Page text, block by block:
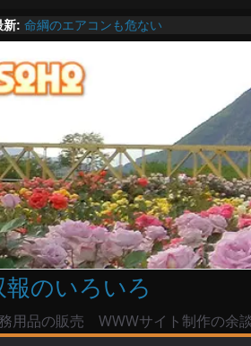
新: い」で良いのか
お盆は関東・東北で平年より低い気温
Windowsユーザーは公共の共有Wi-Fiは
高市首相とは隙間風が吹く鈴木憲和農水
報のいろいろ
用品の販売 WWWサイト制作の余